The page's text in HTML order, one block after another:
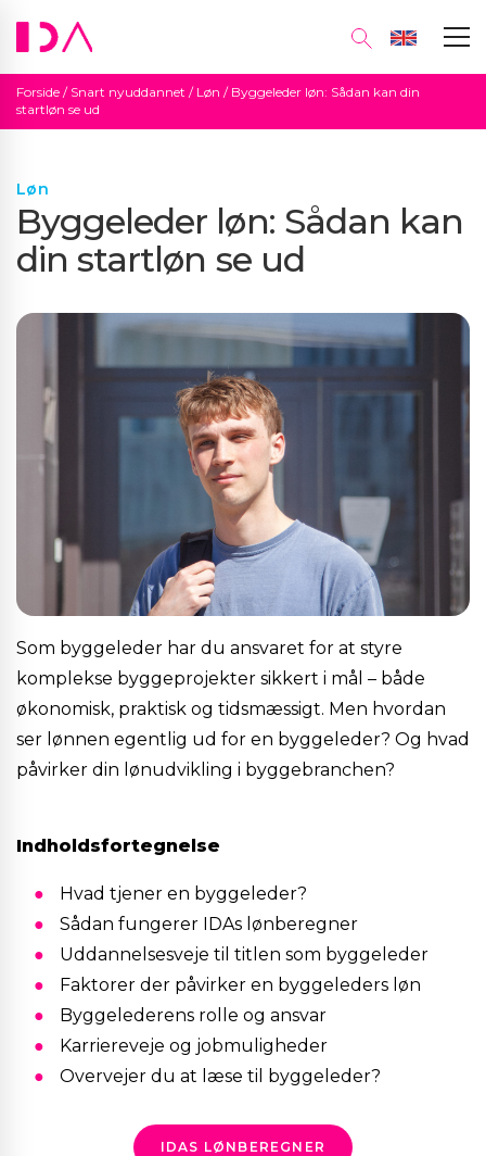
Forside / Snart nyuddannet / Løn / Byggeleder løn: Sådan kan din
startløn se ud
Løn
Byggeleder løn: Sådan kan
din startløn se ud
Som byggeleder har du ansvaret for at styre
komplekse byggeprojekter sikkert i mål – både
økonomisk, praktisk og tidsmæssigt. Men hvordan
ser lønnen egentlig ud for en byggeleder? Og hvad
påvirker din lønudvikling i byggebranchen?
Indholdsfortegnelse
Hvad tjener en byggeleder?
Sådan fungerer IDAs lønberegner
Uddannelsesveje til titlen som byggeleder
Faktorer der påvirker en byggeleders løn
Byggelederens rolle og ansvar
Karriereveje og jobmuligheder
Overvejer du at læse til byggeleder?
IDAS LØNBEREGNER